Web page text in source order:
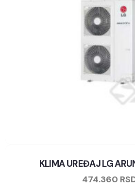
KLIMA UREĐAJ LG
474.360